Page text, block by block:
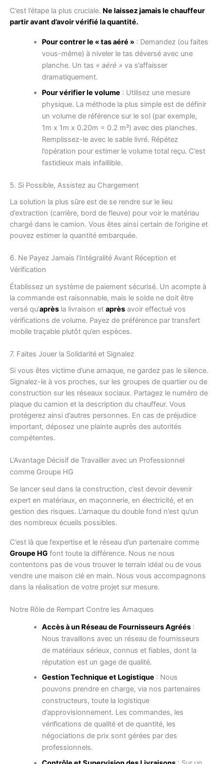
C’est l’étape la plus cruciale. Ne laissez jamais le chauffeur
partir avant d’avoir vérifié la quantité.
Pour contrer le « tas aéré »: Demandez (ou faites
vous-même) à niveler le tas déversé avec une
planche. Un tas « aéré » va s’affaisser
dramatiquement.
Pour vérifier le volume : Utilisez une mesure
physique. La méthode la plus simple est de définir
un volume de référence sur le sol (par exemple,
1m x 1m x 0.20m = 0.2 m³) avec des planches.
Remplissez-le avec le sable livré. Répétez
l’opération pour estimer le volume total reçu. C’est
fastidieux mais infaillible.
5. Si Possible, Assistez au Chargement
La solution la plus sûre est de se rendre sur le lieu
d’extraction (carrière, bord de fleuve) pour voir le matériau
chargé dans le camion. Vous êtes ainsi certain de l’origine et
pouvez estimer la quantité embarquée.
6. Ne Payez Jamais l’Intégralité Avant Réception et
Vérification
Établissez un système de paiement sécurisé. Un acompte à
la commande est raisonnable, mais le solde ne doit être
versé qu’après la livraison et après avoir effectué vos
vérifications de volume. Payez de préférence par transfert
mobile traçable plutôt qu’en espèces.
7. Faites Jouer la Solidarité et Signalez
Si vous êtes victime d’une arnaque, ne gardez pas le silence.
Signalez-le à vos proches, sur les groupes de quartier ou de
construction sur les réseaux sociaux. Partagez le numéro de
plaque du camion et la description du chauffeur. Vous
protégerez ainsi d’autres personnes. En cas de préjudice
important, déposez une plainte auprès des autorités
compétentes.
L’Avantage Décisif de Travailler avec un Professionnel
comme Groupe HG
Se lancer seul dans la construction, c’est devoir devenir
expert en matériaux, en maçonnerie, en électricité, et en
gestion des risques. L’arnaque du double fond n’est qu’un
des nombreux écueils possibles.
C’est là que l’expertise et le réseau d’un partenaire comme
Groupe HG font toute la différence. Nous ne nous
contentons pas de vous trouver le terrain idéal ou de vous
vendre une maison clé en main. Nous vous accompagnons
dans la réalisation de votre projet sur mesure.
Notre Rôle de Rempart Contre les Arnaques
Accès à un Réseau de Fournisseurs Agréés:
Nous travaillons avec un réseau de fournisseurs
de matériaux sérieux, connus et fiables, dont la
réputation est un gage de qualité.
Gestion Technique et Logistique : Nous
pouvons prendre en charge, via nos partenaires
constructeurs, toute la logistique
d’approvisionnement. Les commandes, les
vérifications de qualité et de quantité, les
négociations de prix sont gérées par des
professionnels.